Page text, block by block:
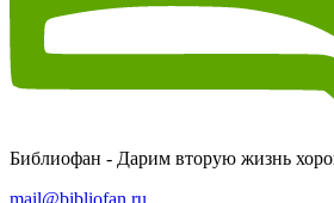
Библиофан - Дарим вторую жизнь
mail@bibliofan.ru